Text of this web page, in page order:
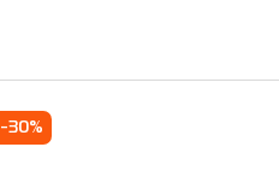
-30%